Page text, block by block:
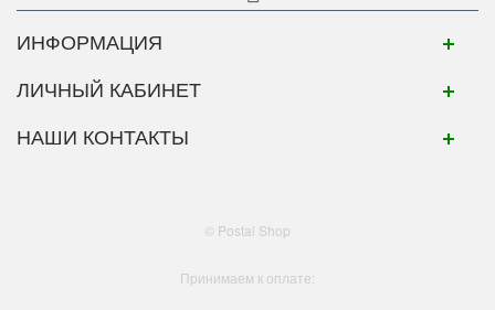
ИНФОРМАЦИЯ
ЛИЧНЫЙ КАБИНЕТ
НАШИ КОНТАКТЫ
© Postal Shop
Принимаем к оплате: